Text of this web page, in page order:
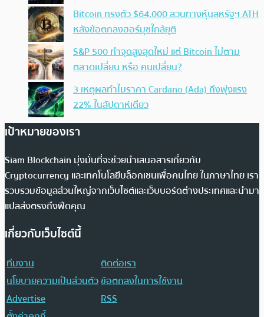
Bitcoin ทรงตัว $64,000 สวนทางหุ้นสหรัฐฯ ATH
หลังข้อตกลงฮอร์มุซใกล้ยุติ
S&P 500 ทำจุดสูงสุดใหม่ แต่ Bitcoin ไม่ตาม
ตลาดเปลี่ยน หรือ คนเปลี่ยน?
3 เหตุผลทำไมราคา Cardano (Ada) ถึงพุ่งแรง
22% ในสัปดาห์เดียว
เป้าหมายของเรา
Siam Blockchain มุ่งมั่นที่จะช่วยนำเสนอสารเกี่ยวกับ
Cryptocurrency และเทคโนโลยีบล็อกเชนเพื่อคนไทย ในภาษาไทย เรา
รวบรวมข้อมูลส่วนใหญ่จากเว็บไซต์และเว็บบอร์ดต่างประเทศและนำมา
แปลส่งตรงถึงฟีดคุณ
เกี่ยวกับเว็บไซต์นี้
ทีมงาน
ติดต่อเรา
นโยบายความเป็นส่วนตัวข้อตกลงในการใช้งาน
Advertise
RSS